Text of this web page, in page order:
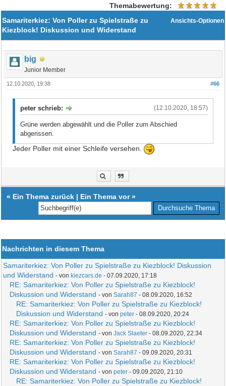
Themabewertung:
Ansichts-Optionen
Samariterkiez: Von Poller zu Spielstraße zu
Kiezblock! Diskussion und Widerstand
big
Junior Member
#66
12.10.2020, 19:38
(12.10.2020, 18:57)
peter schrieb:
Grüne werden abgewählt und die Poller zum Abschied
abgerissen.
Jeder Poller mit einer Schleife versehen.
« Ein Thema zurück | Ein Thema vor»
Nachrichten in diesem Thema
Samariterkiez: Von Poller zu Spielstraße zu Kiezblock! Diskussion
und Widerstand - von kiezcars.de - 07.09.2020, 17:18
RE: Samariterkiez: Von Poller zu Spielstraße zu Kiezblock!
Diskussion und Widerstand - vonSarah87 - 08.09.2020, 16:52
RE: Samariterkiez: Von Poller zu Spielstraße zu Kiezblock!
Diskussion und Widerstand - vonpeter - 08.09.2020, 20:24
RE: Samariterkiez: Von Poller zu Spielstraße zu Kiezblock!
Diskussion und Widerstand - vonJack Slaeter - 08.09.2020, 22:34
RE: Samariterkiez: Von Poller zu Spielstraße zu Kiezblock!
Diskussion und Widerstand - vonSarah87 - 09.09.2020, 20:31
RE: Samariterkiez: Von Poller zu Spielstraße zu Kiezblock!
Diskussion und Widerstand - vonpeter - 09.09.2020, 21:10
RE: Samariterkiez: Von Poller zu Spielstraße zu Kiezblock!